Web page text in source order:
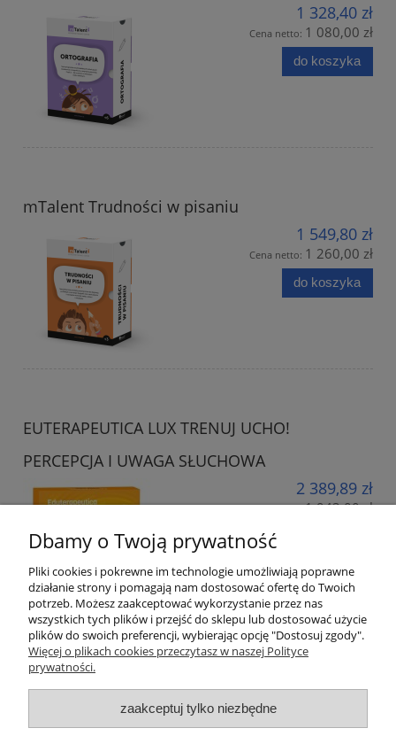
1 328,40 zł
Cena netto: 1 080,00 zł
do koszyka
mTalent Trudności w pisaniu
1 549,80 zł
Cena netto: 1 260,00 zł
do koszyka
EUTERAPEUTICA LUX TRENUJ UCHO!
PERCEPCJA I UWAGA SŁUCHOWA
2 389,89 zł
Cena netto:1 943,00 zł
Informacje
Meble szkolne
Pomoce dydaktyczne
Dbamy o Twoją prywatność
Pliki cookies i pokrewne im technologie umożliwiają poprawne
działanie strony i pomagają nam dostosować ofertę do Twoich
potrzeb. Możesz zaakceptować wykorzystanie przez nas
wszystkich tych plików i przejść do sklepu lub dostosować użycie
plików do swoich preferencji, wybierając opcję "Dostosuj zgody".
Więcej o plikach cookies przeczytasz w naszej Polityce
prywatności.
zaakceptuj tylko niezbędne